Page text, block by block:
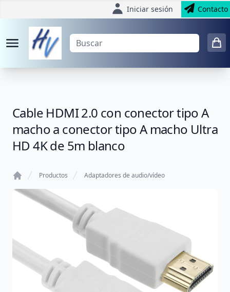
Iniciar sesión Contacto
Cable HDMI 2.0 con conector tipo A
macho a conector tipo A macho Ultra
HD 4K de 5m blanco
Home
Productos Adaptadores de audio/vídeo